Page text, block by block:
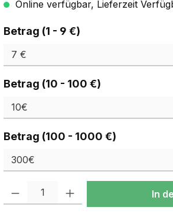
Online verfügbar, Lieferzeit
Betrag (1 - 9 €)auswählen
Betrag (10 - 100 €)auswählen
Betrag (100 - 1000 €)auswählen
Produkt Anzahl: Gib den gewünschten
In